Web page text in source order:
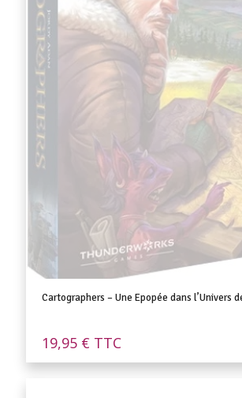
Cartographers – Une Epopée dans l’Univers
19,95 € TTC